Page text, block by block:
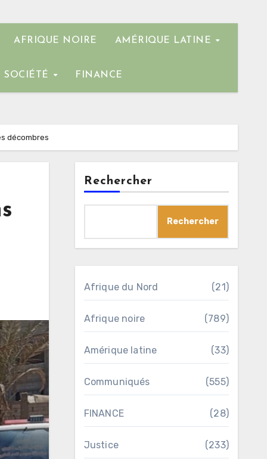
AFRIQUE NOIRE AMÉRIQUE LATINE
SOCIÉTÉ FINANCE
décombres
Rechercher
Rechercher
Afrique du Nord (21)
Afrique noire (789)
Amérique latine (33)
Communiqués (555)
FINANCE (28)
Justice (233)